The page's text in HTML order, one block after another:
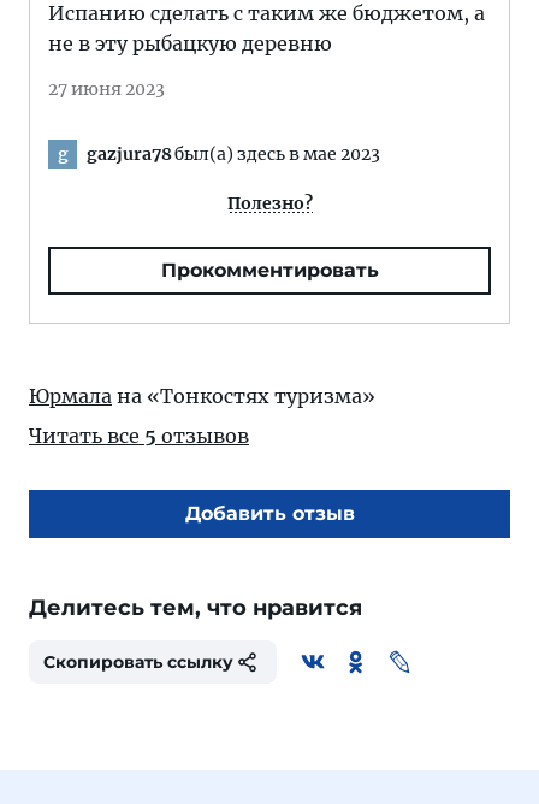
Испанию сделать с таким же бюджетом, а
не в эту рыбацкую деревню
27 июня 2023
g gazjura78был(а) здесь в мае 2023
Полезно?
Прокомментировать
Юрмала на «Тонкостях туризма»
Читать все 5 отзывов
Добавить отзыв
Делитесь тем, что нравится
Скопировать ссылку